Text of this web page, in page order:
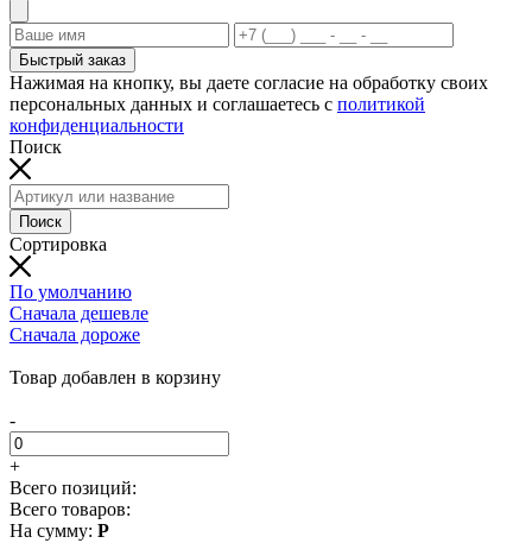
Быстрый заказ
Нажимая на кнопку, вы даете согласие на обработку своих
персональных данных и соглашаетесь с политикой
конфиденциальности
Поиск
Поиск
Сортировка
По умолчанию
Сначала дешевле
Сначала дороже
Товар добавлен в корзину
-
+
Всего позиций:
Всего товаров:
На сумму: Р